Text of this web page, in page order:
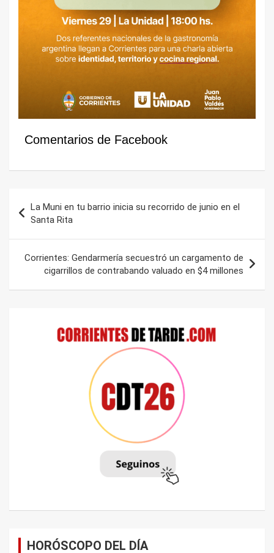
Comentarios de Facebook
de
entradas
La Muni en tu barrio inicia su recorrido de junio en el
Santa Rita
Corrientes: Gendarmería secuestró un cargamento de
cigarrillos de contrabando valuado en $4 millones
HORÓSCOPO DEL DÍA